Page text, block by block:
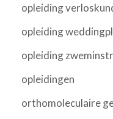
opleiding
opleiding
opleiding
opleidingen
orthomoleculaire